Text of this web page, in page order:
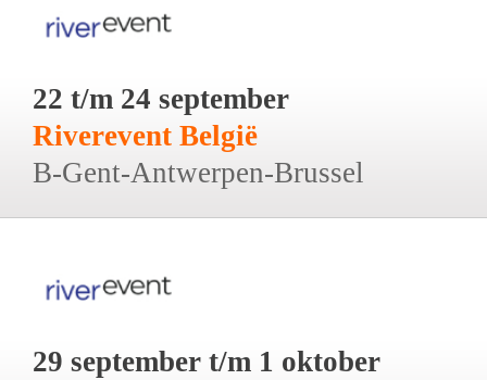
22 t/m 24 september
Riverevent België
B-Gent-Antwerpen-Brussel
29 september t/m 1 oktober